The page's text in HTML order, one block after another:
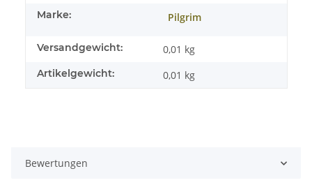
Marke: Pilgrim
Versandgewicht: 0,01 kg
Artikelgewicht: 0,01 kg
Bewertungen